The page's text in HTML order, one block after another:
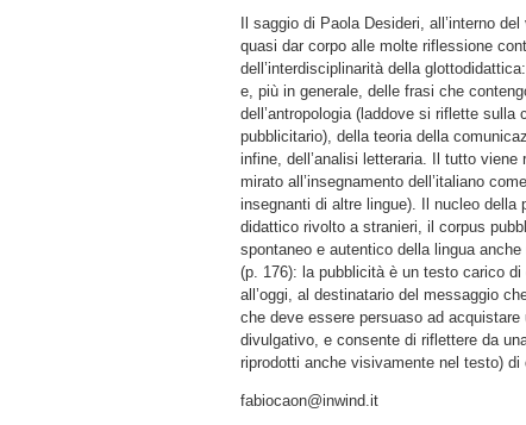
Il saggio di Paola Desideri, all’interno
quasi dar corpo alle molte riflessione
dell’interdisciplinarità della
e, più in generale, delle frasi che
dell’antropologia (laddove si riflette
pubblicitario), della teoria della
infine, dell’analisi letteraria. Il tutto
mirato all’insegnamento dell’italiano
insegnanti di altre lingue). Il nucleo della
didattico rivolto a stranieri, il corpus
spontaneo e autentico della lingua
(p. 176): la pubblicità è un testo carico
all’oggi, al destinatario del messaggio
che deve essere persuaso ad
divulgativo, e consente di riflettere da
riprodotti anche visivamente nel testo)
fabiocaon@inwind.it